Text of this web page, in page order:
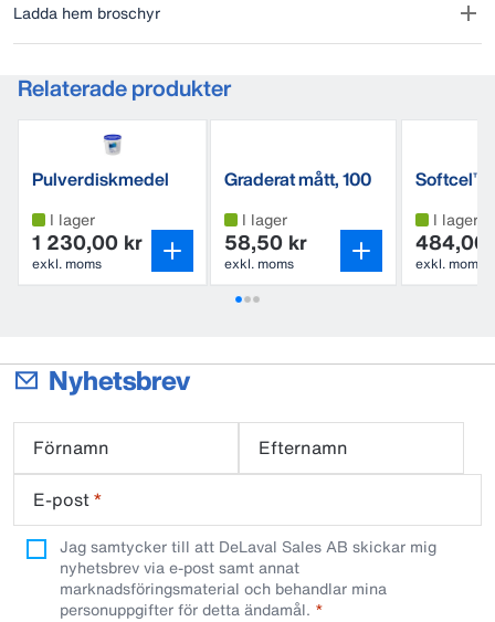
Ladda hem broschyr
Relaterade produkter
Pulverdiskmedel
I lager
1 230,00 kr
exkl. moms
Graderat mått, 100
I lager
58,50 kr
exkl. moms
Softcel™
I lager
484,00
exkl. moms
Nyhetsbrev
Förnamn
Efternamn
E-post*
Jag samtycker till att DeLaval Sales AB skickar mig
nyhetsbrev via e-post samt annat
marknadsföringsmaterial och behandlar mina
personuppgifter för detta ändamål.